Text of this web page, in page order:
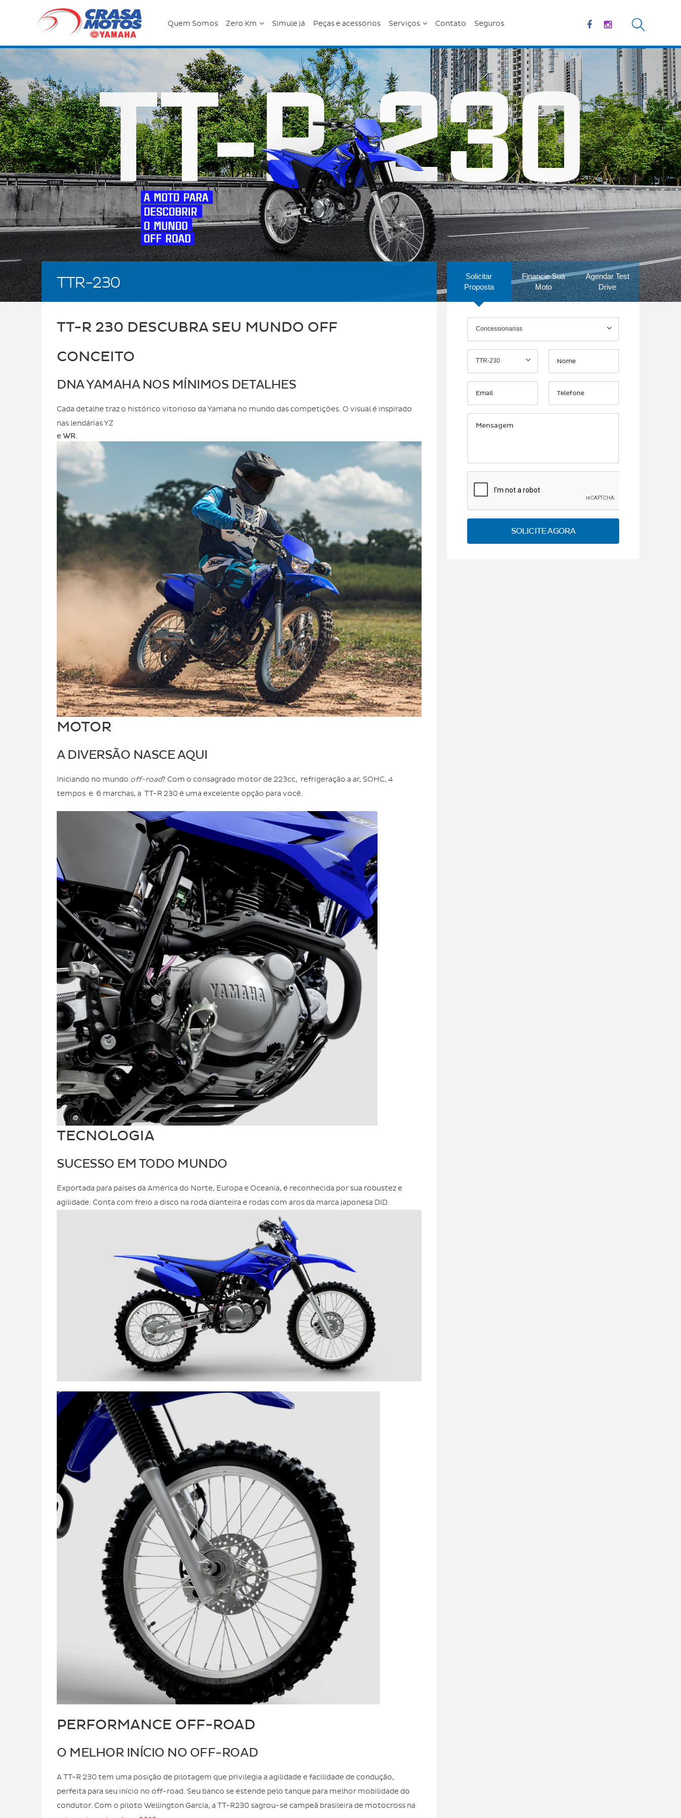
Quem Somos Zero Km Simule já Peças e acessórios Serviços Contato Seguros
TTR-230
TT-R 230 DESCUBRA SEU MUNDO OFF
CONCEITO
DNA YAMAHA NOS MÍNIMOS DETALHES
Cada detalhe traz o histórico vitorioso da Yamaha no mundo das competições. O visual é inspirado
nas lendárias YZ
e WR.
MOTOR
A DIVERSÃO NASCE AQUI
Iniciando no mundo off-road? Com o consagrado motor de 223cc, refrigeração a ar, SOHC, 4
tempos e 6 marchas, a TT-R 230 é uma excelente opção para você.
TECNOLOGIA
SUCESSO EM TODO MUNDO
Exportada para países da América do Norte, Europa e Oceania, é reconhecida por sua robustez e
agilidade. Conta com freio a disco na roda dianteira e rodas com aros da marca japonesa DID.
PERFORMANCE OFF-ROAD
O MELHOR INÍCIO NO OFF-ROAD
A TT-R 230 tem uma posição de pilotagem que privilegia a agilidade e facilidade de condução,
perfeita para seu início no off-road. Seu banco se estende pelo tanque para melhor mobilidade do
condutor. Com o piloto Wellington Garcia, a TT-R230 sagrou-se campeã brasileira de motocross na
Solicitar
Proposta
Financie Sua
Moto
Agendar Test
Drive
Concessionarias
TTR-230